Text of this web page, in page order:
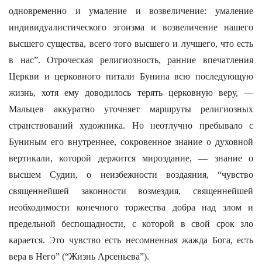
одновременно и умаление и возвеличение: умаление
индивидуалистического эгоизма и возвеличение нашего
высшего существа, всего того высшего и лучшего, что есть
в нас”. Отроческая религиозность, ранние впечатления
Церкви и церковного питали Бунина всю последующую
жизнь, хотя ему доводилось терять церковную веру, —
Мальцев аккуратно уточняет маршруты религиозных
странствований художника. Но неотлучно пребывало с
Буниным его внутреннее, сокровенное знание о духовной
вертикали, которой держится мироздание, — знание о
высшем Судии, о неизбежности воздаяния, “чувство
священнейшей законности возмездия, священнейшей
необходимости конечного торжества добра над злом и
предельной беспощадности, с которой в свой срок зло
карается. Это чувство есть несомненная жажда Бога, есть
вера в Него” (“Жизнь Арсеньева”).